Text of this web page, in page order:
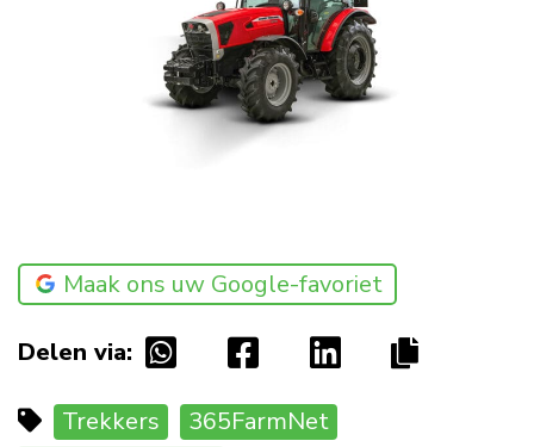
Maak ons uw Google-favoriet
Delen via:
Trekkers
365FarmNet